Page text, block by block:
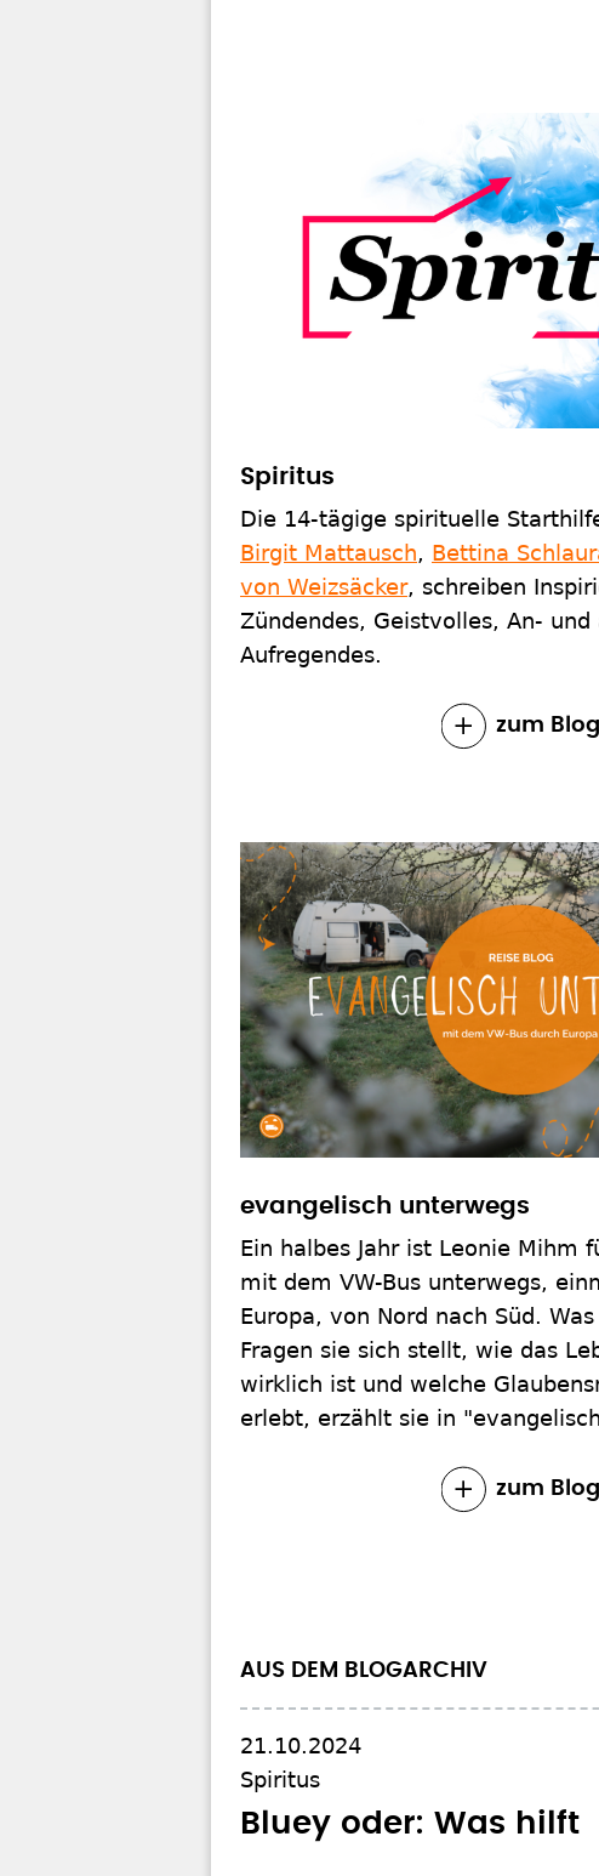
Spiritus
Die 14-tägige spirituelle
Birgit Mattausch, Bettina
von Weizsäcker, schreiben
Zündendes, Geistvolles, An- und
Aufregendes.
zum Blog
evangelisch unterwegs
Ein halbes Jahr ist Leonie Mihm
mit dem VW-Bus unterwegs,
Europa, von Nord nach Süd.
Fragen sie sich stellt, wie das
wirklich ist und welche
erlebt, erzählt sie in
zum Blog
AUS DEM BLOGARCHIV
21.10.2024
Spiritus
Bluey oder: Was hilft